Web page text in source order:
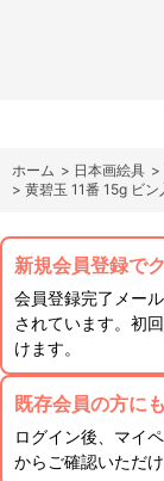
ホーム > 日本画絵具 >
> 黄碧玉 11番 15g ビ
新規会員登録で
会員登録完了メー
されています。初
けます。
既存会員の方に
ログイン後、マイ
からご確認いただ